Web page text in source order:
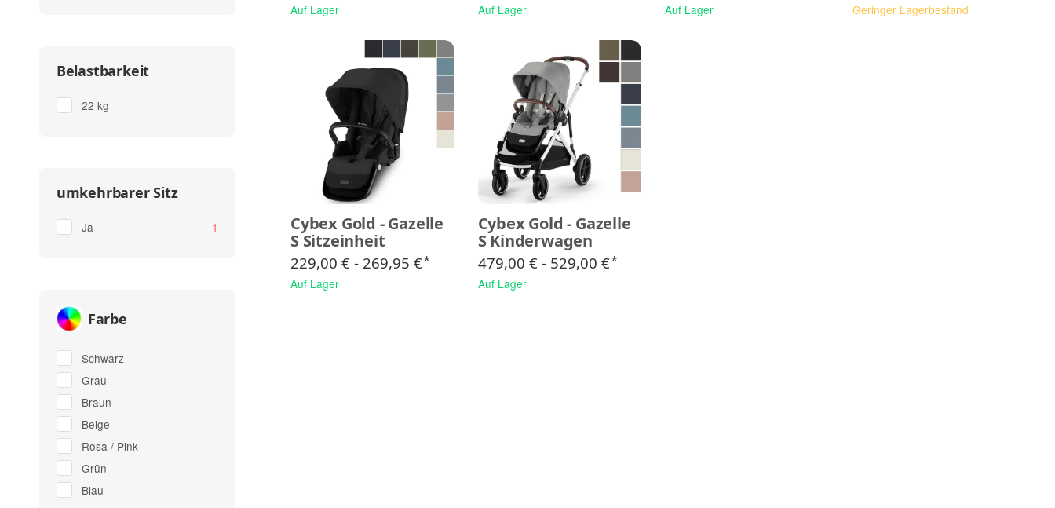
Auf Lager Auf Lager Auf Lager Geringer Lagerbestand
Cybex Gold - Gazelle
S Sitzeinheit
229,00 € - 269,95 €*
Auf Lager
Cybex Gold - Gazelle
S Kinderwagen
479,00 € - 529,00 €*
Auf Lager
Belastbarkeit
22 kg
umkehrbarer Sitz
Ja 1 Artikel gefunden
Farbe
Schwarz
Grau
Braun
Beige
Rosa / Pink
Grün
Blau